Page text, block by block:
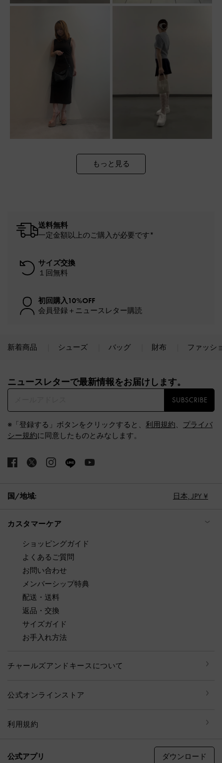
もっと見る
送料無料
一定金額以上のご購入が必要です*
サイズ交換
１回無料
初回購入10%OFF
会員登録＋ニュースレター購読
新着商品 シューズ バッグ 財布 ファッシ
ニュースレターで最新情報をお届けします。​
SUBSCRIBE
※「登録する」ボタンをクリックすると、 利用規約、 プライバ
シー規約に同意したものとみなします。
国/地域: 日本, JPY ¥
カスタマーケア
ショッピングガイド
よくあるご質問
お問い合わせ
メンバーシップ特典
配送・送料
返品・交換
サイズガイド
お手入れ方法
チャールズアンドキースについて
公式オンラインストア
利用規約
公式アプリ ダウンロード